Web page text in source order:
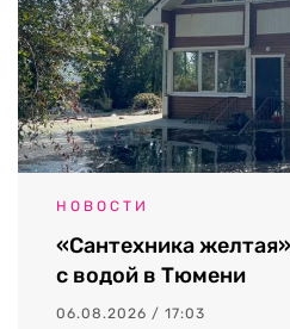
НОВОСТИ
«Сантехника
с водой в Тюмени
06.08.2026 / 17:03